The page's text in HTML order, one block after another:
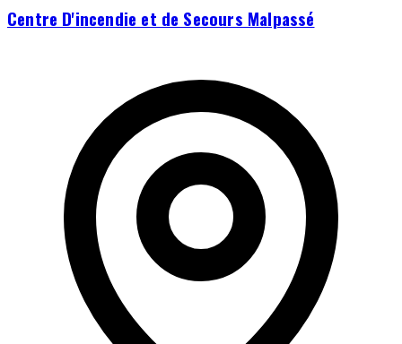
Centre D'incendie et de Secours Malpassé